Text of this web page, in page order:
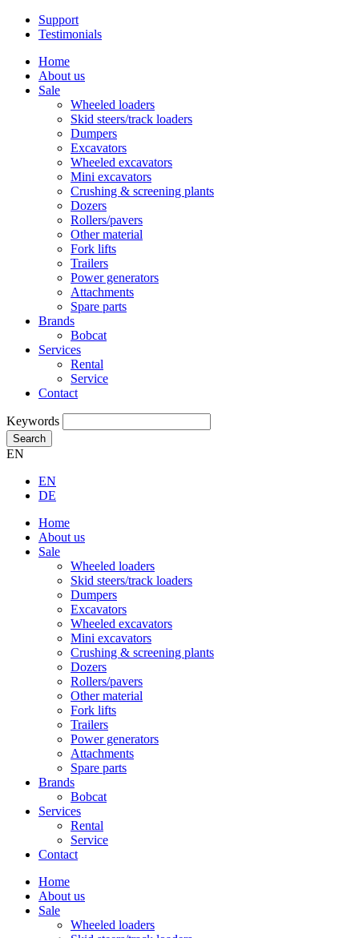
Support
Testimonials
Home
About us
Sale
Wheeled loaders
Skid steers/track loaders
Dumpers
Excavators
Wheeled excavators
Mini excavators
Crushing & screening plants
Dozers
Rollers/pavers
Other material
Fork lifts
Trailers
Power generators
Attachments
Spare parts
Brands
Bobcat
Services
Rental
Service
Contact
Keywords
Search
EN
EN
DE
Home
About us
Sale
Wheeled loaders
Skid steers/track loaders
Dumpers
Excavators
Wheeled excavators
Mini excavators
Crushing & screening plants
Dozers
Rollers/pavers
Other material
Fork lifts
Trailers
Power generators
Attachments
Spare parts
Brands
Bobcat
Services
Rental
Service
Contact
Home
About us
Sale
Wheeled loaders